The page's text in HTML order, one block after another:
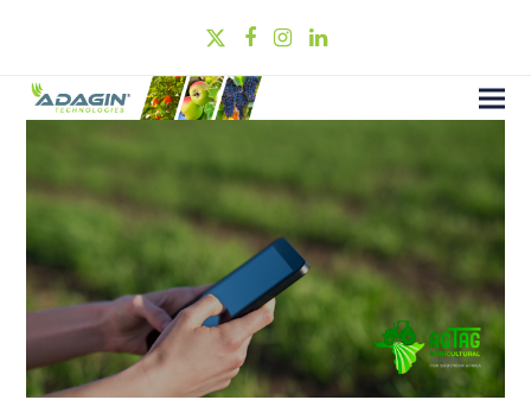
Twitter
Facebook
Instagram
LinkedIn